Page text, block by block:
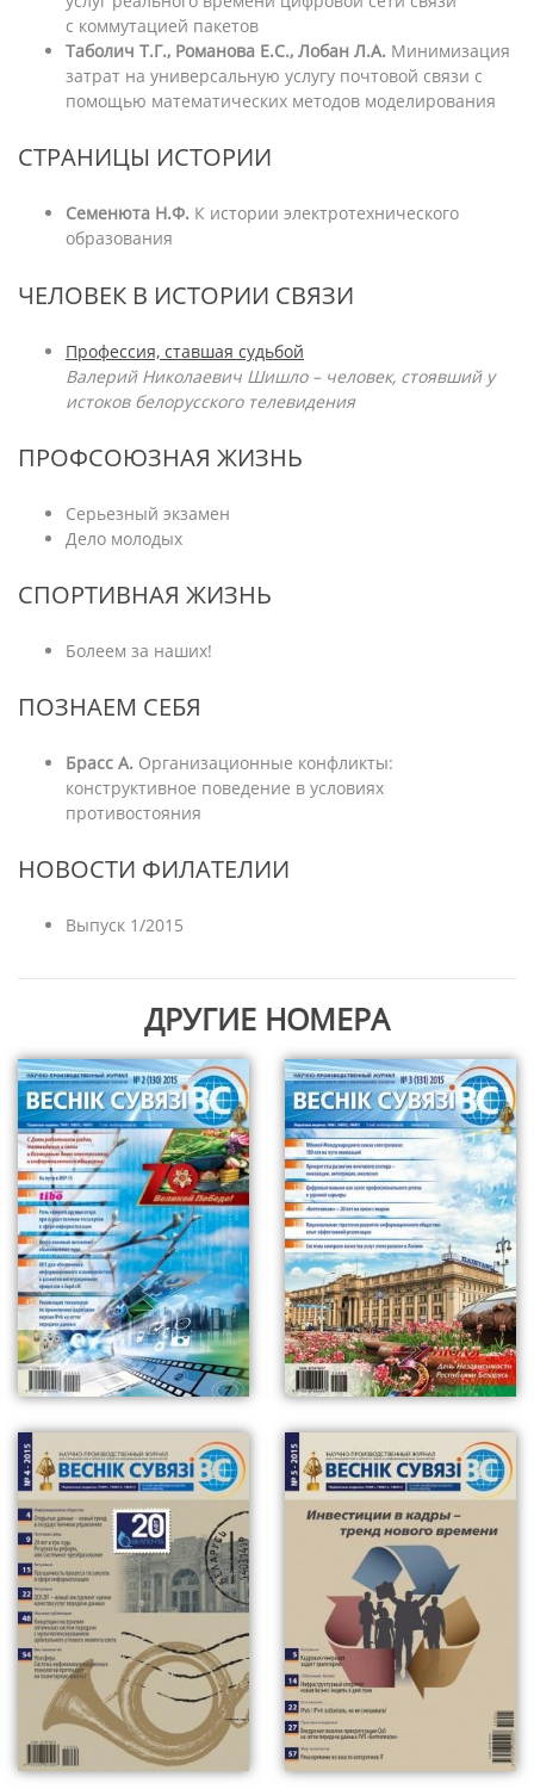
с коммутацией пакетов
Таболич Т.Г., Романова Е.С., Лобан Л.А. Минимизация
затрат на универсальную услугу почтовой связи с
помощью математических методов моделирования
СТРАНИЦЫ ИСТОРИИ
Семенюта Н.Ф. К истории электротехнического
образования
ЧЕЛОВЕК В ИСТОРИИ СВЯЗИ
Профессия, ставшая судьбой
Валерий Николаевич Шишло – человек, стоявший у
истоков белорусского телевидения
ПРОФСОЮЗНАЯ ЖИЗНЬ
Серьезный экзамен
Дело молодых
СПОРТИВНАЯ ЖИЗНЬ
Болеем за наших!
ПОЗНАЕМ СЕБЯ
Брасс А. Организационные конфликты:
конструктивное поведение в условиях
противостояния
НОВОСТИ ФИЛАТЕЛИИ
Выпуск 1/2015
ДРУГИЕ НОМЕРА